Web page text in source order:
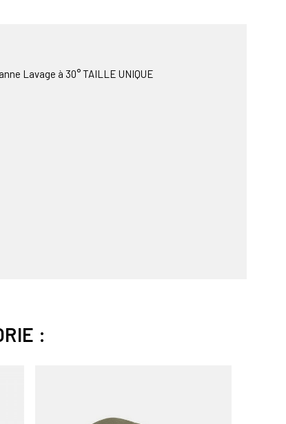
Lavage à 30° TAILLE UNIQUE
: